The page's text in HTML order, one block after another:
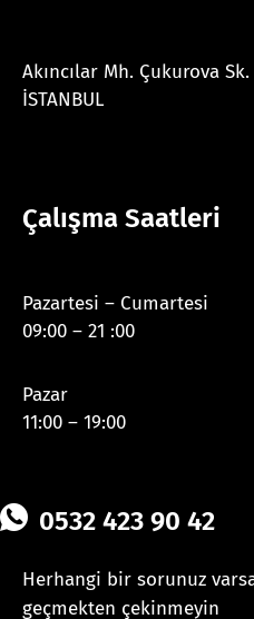
Akıncılar Mh. Çukurova
İSTANBUL
Çalışma Saatleri
Pazartesi – Cumartesi
09:00 – 21 :00
Pazar
11:00 – 19:00
0532 423 90 42
Herhangi bir sorunuz
geçmekten çekinmeyin